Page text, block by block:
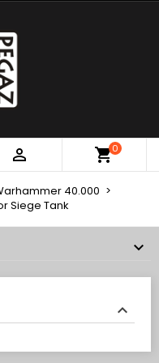
 0
40.000
Siege Tank
Utwórz listę życzeń
PRODUKTY
Zaloguj się